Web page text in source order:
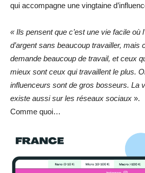
qui accompagne une vingtaine
« Ils pensent que c’est une vie facile où
d’argent sans beaucoup travailler, mais
demande beaucoup de travail, et ceux
mieux sont ceux qui travaillent le plus.
influenceurs sont de gros bosseurs. La
existe aussi sur les réseaux sociaux ».
Comme quoi…